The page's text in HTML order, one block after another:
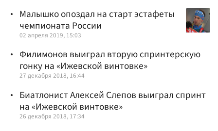
Малышко опоздал на старт эстафеты
чемпионата России
02 апреля 2019, 15:03
Филимонов выиграл вторую спринтерскую
гонку на «Ижевской винтовке»
27 декабря 2018, 16:44
Биатлонист Алексей Слепов выиграл спринт
на «Ижевской винтовке»
26 декабря 2018, 17:34